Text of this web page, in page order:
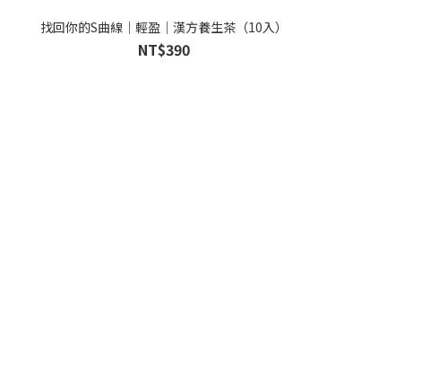
找回你的S曲線｜輕盈｜漢方養生茶（10入）
NT$390